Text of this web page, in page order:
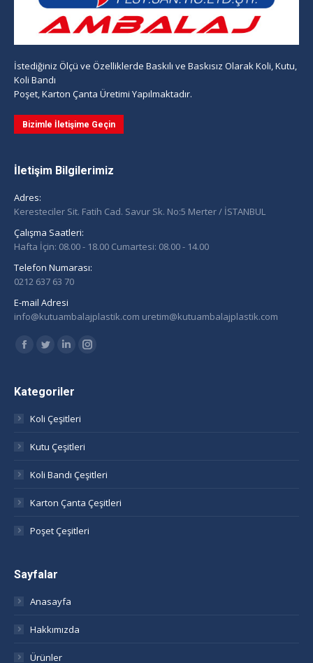
İstediğiniz Ölçü ve Özelliklerde Baskılı ve Baskısız Olarak Koli, Kutu,
Koli Bandı
Poşet, Karton Çanta Üretimi Yapılmaktadır.
Bizimle İletişime Geçin
İletişim Bilgilerimiz
Adres:
Keresteciler Sit. Fatih Cad. Savur Sk. No:5 Merter / İSTANBUL
Çalışma Saatleri:
Hafta İçin: 08.00 - 18.00 Cumartesi: 08.00 - 14.00
Telefon Numarası:
0212 637 63 70
E-mail Adresi
info@kutuambalajplastik.com uretim@kutuambalajplastik.com
Find us on:
Facebook
opens
new
window
Twitter
opens
new
window
Linkedin
opens
new
window
Instagram
Kategoriler
Koli Çeşitleri
Kutu Çeşitleri
Koli Bandı Çeşitleri
Karton Çanta Çeşitleri
Poşet Çeşitleri
Sayfalar
Anasayfa
Hakkımızda
Ürünler